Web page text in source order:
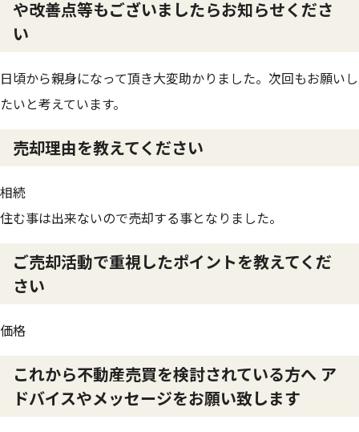
や改善点等もございましたらお知らせくださ
い
日頃から親身になって頂き大変助かりました。次回もお願いし
たいと考えています。
売却理由を教えてください
相続
住む事は出来ないので売却する事となりました。
ご売却活動で重視したポイントを教えてくだ
さい
価格
これから不動産売買を検討されている方へ ア
ドバイスやメッセージをお願い致します